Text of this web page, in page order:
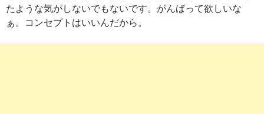
たような気がしないでもないです。がんばって欲しいな
ぁ。コンセプトはいいんだから。